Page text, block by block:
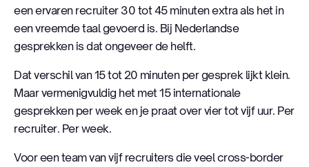
een ervaren recruiter 30 tot 45 minuten extra als het in
een vreemde taal gevoerd is. Bij Nederlandse
gesprekken is dat ongeveer de helft.
Dat verschil van 15 tot 20 minuten per gesprek lijkt klein.
Maar vermenigvuldig het met 15 internationale
gesprekken per week en je praat over vier tot vijf uur. Per
recruiter. Per week.
Voor een team van vijf recruiters die veel cross-border